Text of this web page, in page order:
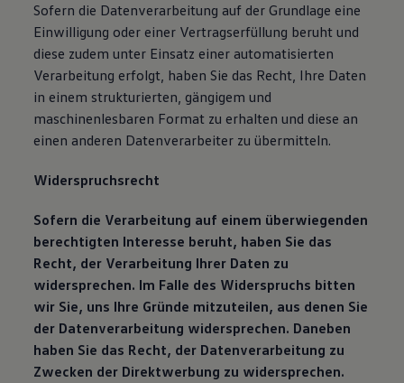
Sofern die Datenverarbeitung auf der Grundlage eine
Einwilligung oder einer Vertragserfüllung beruht und
diese zudem unter Einsatz einer automatisierten
Verarbeitung erfolgt, haben Sie das Recht, Ihre Daten
in einem strukturierten, gängigem und
maschinenlesbaren Format zu erhalten und diese an
einen anderen Datenverarbeiter zu übermitteln.
Widerspruchsrecht
Sofern die Verarbeitung auf einem überwiegenden
berechtigten Interesse beruht, haben Sie das
Recht, der Verarbeitung Ihrer Daten zu
widersprechen. Im Falle des Widerspruchs bitten
wir Sie, uns Ihre Gründe mitzuteilen, aus denen Sie
der Datenverarbeitung widersprechen. Daneben
haben Sie das Recht, der Datenverarbeitung zu
Zwecken der Direktwerbung zu widersprechen.